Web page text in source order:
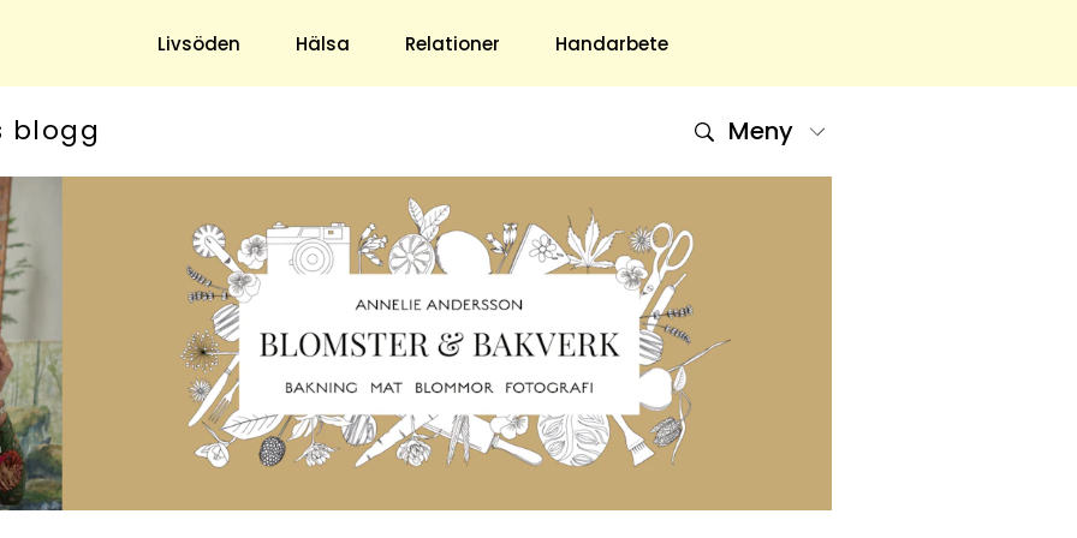
Livsöden Hälsa Relationer Handarbete
& Trädgård
& Dryck
& Antikt
- Gör Det Själv
Underhållning
Nöje
TV
Horoskop
Om Oss & Kontakt
Tidningar Hos Allas.se
Nyhetsbrev
Om Cookies
Integritetspolicy
Skapa Konto
Hantera Preferenser
blogg Meny